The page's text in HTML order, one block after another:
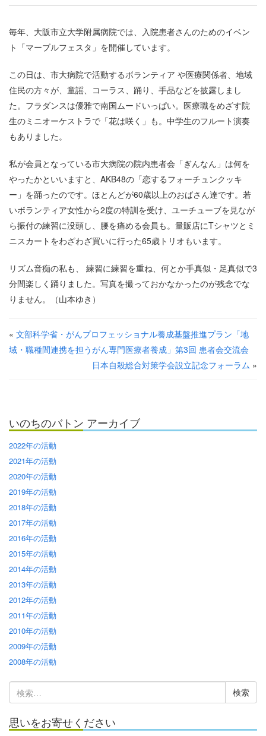
毎年、大阪市立大学附属病院では、入院患者さんのためのイベン
ト「マーブルフェスタ」を開催しています。
この日は、市大病院で活動するボランティア や医療関係者、地域
住民の方々が、童謡、コーラス、踊り、手品などを披露しまし
た。フラダンスは優雅で南国ムードいっぱい。医療職をめざす院
生のミニオーケストラで「花は咲く」も。中学生のフルート演奏
もありました。
私が会員となっている市大病院の院内患者会「ぎんなん」は何を
やったかといいますと、AKB48の「恋するフォーチュンクッキ
ー」を踊ったのです。ほとんどが60歳以上のおばさん達です。若
いボランティア女性から2度の特訓を受け、ユーチューブを見なが
ら振付の練習に没頭し、腰を痛める会員も。量販店にTシャツとミ
ニスカートをわざわざ買いに行った65歳トリオもいます。
リズム音痴の私も、 練習に練習を重ね、何とか手真似・足真似で3
分間楽しく踊りました。写真を撮っておかなかったのが残念でな
りません。（山本ゆき）
« 文部科学省・がんプロフェッショナル養成基盤推進プラン「地
域・職種間連携を担うがん専門医療者養成」第3回 患者会交流会
日本自殺総合対策学会設立記念フォーラム »
いのちのバトン アーカイブ
2022年の活動
2021年の活動
2020年の活動
2019年の活動
2018年の活動
2017年の活動
2016年の活動
2015年の活動
2014年の活動
2013年の活動
2012年の活動
2011年の活動
2010年の活動
2009年の活動
2008年の活動
索:
思いをお寄せください